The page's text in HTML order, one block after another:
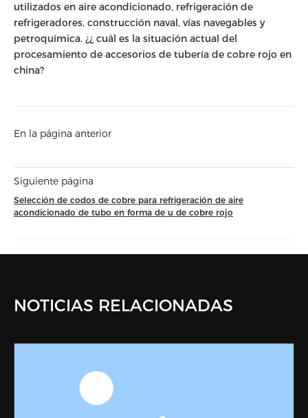
utilizados en aire acondicionado, refrigeración de
refrigeradores, construcción naval, vías navegables y
petroquímica. ¿¿ cuál es la situación actual del
procesamiento de accesorios de tubería de cobre rojo en
china?
En la página anterior
Siguiente página
Selección de codos de cobre para refrigeración de aire
acondicionado de tubo en forma de u de cobre rojo
NOTICIAS RELACIONADAS